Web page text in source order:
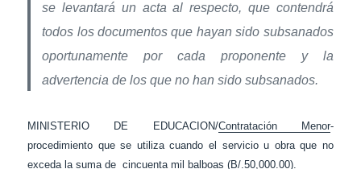
se levantará un acta al respecto, que contendrá
todos los documentos que hayan sido subsanados
oportunamente por cada proponente y la
advertencia de los que no han sido subsanados.
MINISTERIO DE EDUCACION/Contratación Menor-
procedimiento que se utiliza cuando el servicio u obra que no
exceda la suma de cincuenta mil balboas (B/.50,000.00).